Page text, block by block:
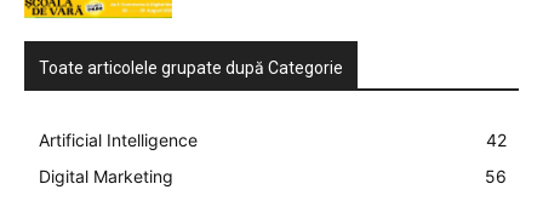
Toate articolele grupate după Categorie
Artificial Intelligence
42
Digital Marketing
56